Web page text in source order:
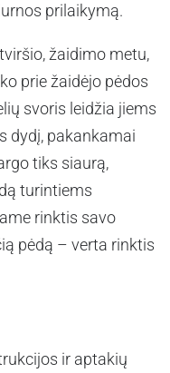
prilaikymą.
žaidimo metu,
prie žaidėjo pėdos
svoris leidžia jiems
dydį, pakankamai
tiks siaurą,
turintiems
rinktis savo
pėdą – verta rinktis
ir aptakių